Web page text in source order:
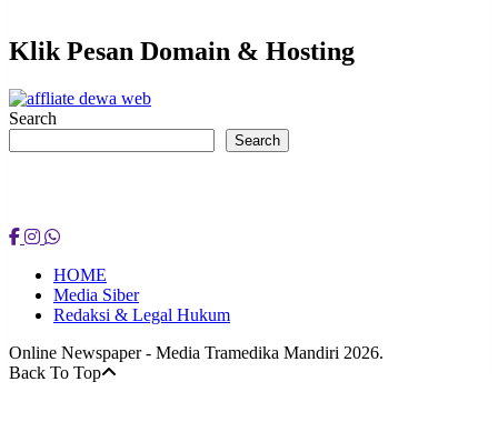
Klik Pesan Domain & Hosting
Search
Search
HOME
Media Siber
Redaksi & Legal Hukum
Online Newspaper - Media Tramedika Mandiri 2026.
Back To Top